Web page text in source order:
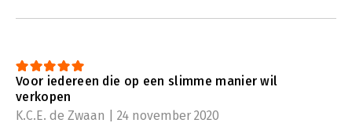
Voor iedereen die op een slimme manier wil
verkopen
K.C.E. de Zwaan | 24 november 2020